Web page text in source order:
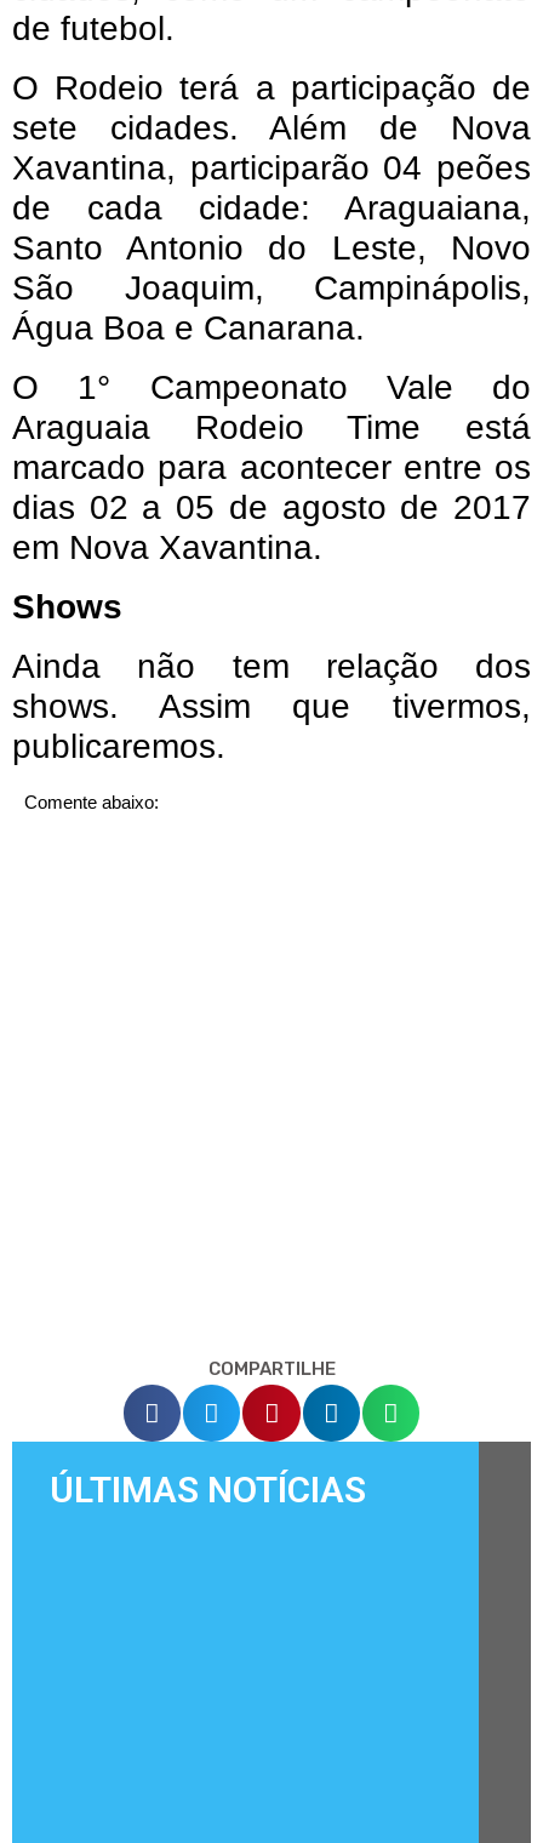
de futebol.
O Rodeio terá a participação de
sete cidades. Além de Nova
Xavantina, participarão 04 peões
de cada cidade: Araguaiana,
Santo Antonio do Leste, Novo
São Joaquim, Campinápolis,
Água Boa e Canarana.
O 1° Campeonato Vale do
Araguaia Rodeio Time está
marcado para acontecer entre os
dias 02 a 05 de agosto de 2017
em Nova Xavantina.
Shows
Ainda não tem relação dos
shows. Assim que tivermos,
publicaremos.
Comente abaixo:
COMPARTILHE
ÚLTIMAS NOTÍCIAS